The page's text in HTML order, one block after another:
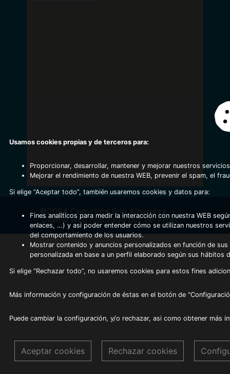
©2024 Copyright Frio Alhambra
Diseño web realizado por Servynet
Usamos cookies propias y de terceros para:
Proporcionar, desarrollar, mantener y mejorar nuestros
Mejorar el rendimiento de nuestra WEB, prevenir el spam, el
Si elige “Aceptar todo”, también usaremos cookies y datos para:
Fines analíticos para medir la interacción con nuestra WEB
enlaces, …) y asi poder entender cómo se utilizan nuestros
del comportamiento de los usuarios.
Mostrar contenido y anuncios personalizados en función de
personalizada en base a un perfil elaborado según sus hábitos
Si elige “Rechazar todo”, no usaremos cookies para estos fines
Más información y configuración de éstas en el botón de
Puede cambiar la configuración, y/o rechazar, asi como obtener más
Aceptar cookies Rechazar cookies